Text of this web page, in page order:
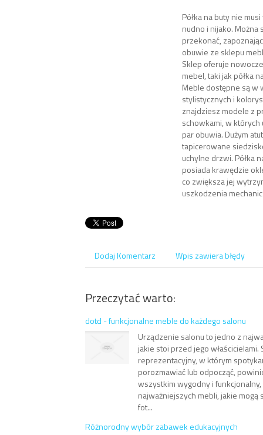
Półka na buty nie
nudno i nijako. Można
przekonać,
obuwie ze sklepu
Sklep oferuje
mebel, taki jak półka
Meble dostępne są w
stylistycznych i
znajdziesz modele z
schowkami, w których
par obuwia. Dużym
tapicerowane
uchylne drzwi. Półka
posiada krawędzie
co zwiększa jej
uszkodzenia
Dodaj Komentarz Wpis zawiera błędy
Przeczytać warto:
dotd - funkcjonalne meble do każdego salonu
Urządzenie salonu to jedno z
jakie stoi przed jego właścicielami.
reprezentacyjny, w którym
porozmawiać lub odpocząć,
wszystkim wygodny i
najważniejszych mebli, jakie mogą
fot...
Różnorodny wybór zabawek edukacyjnych